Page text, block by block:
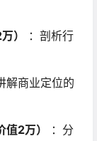
）
：剖析行
解商业定位的
2万）
：分